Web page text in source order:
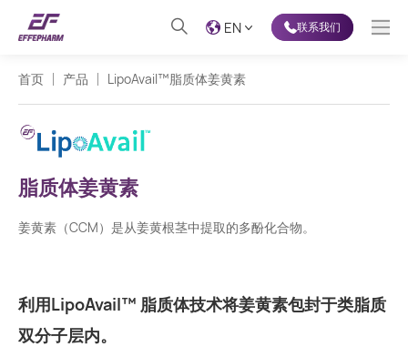
EN 联系我们
首页 产品 LipoAvail™脂质体姜黄素
脂质体姜黄素
姜黄素（CCM）是从姜黄根茎中提取的多酚化合物。
利用LipoAvail™ 脂质体技术将姜黄素包封于类脂质
双分子层内。